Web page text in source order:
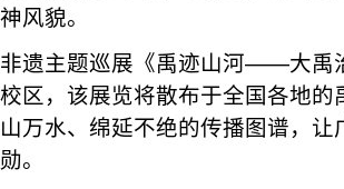
神风貌。
非遗主题巡展《禹迹山河——大禹
校区，该展览将散布于全国各地
山万水、绵延不绝的传播图谱，
勋。